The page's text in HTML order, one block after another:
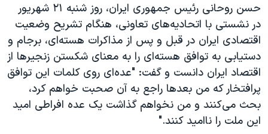
تریبونال مردمی آبان ۹۸
دادگاه حمید نوری
چهل سال گروگان‌گیری
قانون شفافیت دارائی کادر رهبری ایران
اعتراضات مردمی آبان ۹۸
اسرائیل در جنگ
حسن روحانی رئیس جمهوری ایران، روز شنبه ۲۱ شهریور
در نشستی با اتحادیه‌های تعاونی، هنگام تشریح وضعیت
اقتصادی ایران در قبل و پس از مذاکرات هسته‌ای، برجام و
دستیابی به توافق هسته‌ای را به معنای شکستن زنجیرها از
اقتصاد ایران دانست و گفت: "عده‌ای روی کلمات این توافق
پرافتخار که من بعدها راجع به آن صحبت خواهم کرد،
بحث می‌کنند و من نخواهم گذاشت یک عده افراطی امید
این ملت را ناامید کنند."